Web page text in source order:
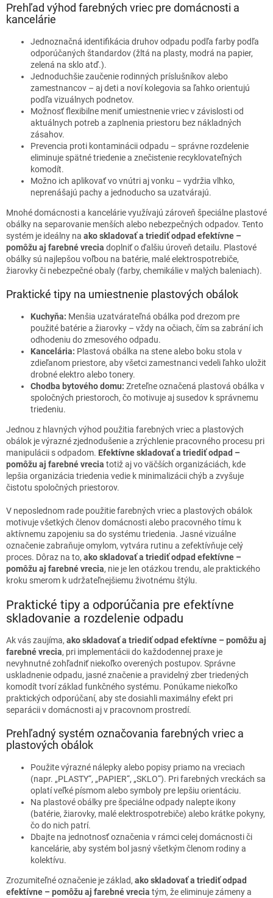
Prehľad výhod farebných vriec pre domácnosti a
kancelárie
Jednoznačná identifikácia druhov odpadu podľa farby podľa
odporúčaných štandardov (žltá na plasty, modrá na papier,
zelená na sklo atď.).
Jednoduchšie zaučenie rodinných príslušníkov alebo
zamestnancov – aj deti a noví kolegovia sa ľahko orientujú
podľa vizuálnych podnetov.
Možnosť flexibilne meniť umiestnenie vriec v závislosti od
aktuálnych potreb a zaplnenia priestoru bez nákladných
zásahov.
Prevencia proti kontaminácii odpadu – správne rozdelenie
eliminuje spätné triedenie a znečistenie recyklovateľných
komodít.
Možno ich aplikovať vo vnútri aj vonku – vydržia vlhko,
neprenášajú pachy a jednoducho sa uzatvárajú.
Mnohé domácnosti a kancelárie využívajú zároveň špeciálne plastové
obálky na separovanie menších alebo nebezpečných odpadov. Tento
systém je ideálny na ako skladovať a triediť odpad efektívne –
pomôžu aj farebné vrecia doplniť o ďalšiu úroveň detailu. Plastové
obálky sú najlepšou voľbou na batérie, malé elektrospotrebiče,
žiarovky či nebezpečné obaly (farby, chemikálie v malých baleniach).
Praktické tipy na umiestnenie plastových obálok
Kuchyňa: Menšia uzatvárateľná obálka pod drezom pre
použité batérie a žiarovky – vždy na očiach, čím sa zabrání ich
odhodeniu do zmesového odpadu.
Kancelária: Plastová obálka na stene alebo boku stola v
zdieľanom priestore, aby všetci zamestnanci vedeli ľahko uložit
drobné elektro alebo tonery.
Chodba bytového domu: Zreteľne označená plastová obálka v
spoločných priestoroch, čo motivuje aj susedov k správnemu
triedeniu.
Jednou z hlavných výhod použitia farebných vriec a plastových
obálok je výrazné zjednodušenie a zrýchlenie pracovného procesu pri
manipulácii s odpadom. Efektívne skladovať a triediť odpad –
pomôžu aj farebné vrecia totiž aj vo väčších organizáciách, kde
lepšia organizácia triedenia vedie k minimalizácii chýb a zvyšuje
čistotu spoločných priestorov.
V neposlednom rade použitie farebných vriec a plastových obálok
motivuje všetkých členov domácnosti alebo pracovného tímu k
aktívnemu zapojeniu sa do systému triedenia. Jasné vizuálne
označenie zabraňuje omylom, vytvára rutinu a zefektívňuje celý
proces. Dôraz na to, ako skladovať a triediť odpad efektívne –
pomôžu aj farebné vrecia, nie je len otázkou trendu, ale praktického
kroku smerom k udržateľnejšiemu životnému štýlu.
Praktické tipy a odporúčania pre efektívne
skladovanie a rozdelenie odpadu
Ak vás zaujíma, ako skladovať a triediť odpad efektívne – pomôžu aj
farebné vrecia, pri implementácii do každodennej praxe je
nevyhnutné zohľadniť niekoľko overených postupov. Správne
uskladnenie odpadu, jasné značenie a pravidelný zber triedených
komodít tvorí základ funkčného systému. Ponúkame niekoľko
praktických odporúčaní, aby ste dosiahli maximálny efekt pri
separácii v domácnosti aj v pracovnom prostredí.
Prehľadný systém označovania farebných vriec a
plastových obálok
Použite výrazné nálepky alebo popisy priamo na vreciach
(napr. „PLASTY“, „PAPIER“, „SKLO“). Pri farebných vreckách sa
oplatí veľké písmom alebo symboly pre lepšiu orientáciu.
Na plastové obálky pre špeciálne odpady nalepte ikony
(batérie, žiarovky, malé elektrospotrebiče) alebo krátke pokyny,
čo do nich patrí.
Dbajte na jednotnosť označenia v rámci celej domácnosti či
kancelárie, aby systém bol jasný všetkým členom rodiny a
kolektívu.
Zrozumiteľné označenie je základ, ako skladovať a triediť odpad
efektívne – pomôžu aj farebné vrecia tým, že eliminuje zámeny a